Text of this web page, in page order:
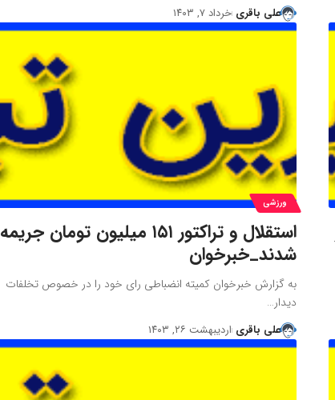
علی باقری خرداد ۷, ۱۴۰۳
ورزشی
استقلال و تراکتور ۱۵۱ میلیون تومان جریمه
شدند_خبرخوان
به گزارش خبرخوان کمیته انضباطی رای خود را در خصوص تخلفات
دیدار…
علی باقری اردیبهشت ۲۶, ۱۴۰۳